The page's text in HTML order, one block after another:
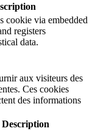
cookie via embedded
registers
data.
aux visiteurs des
Ces cookies
des informations
Description